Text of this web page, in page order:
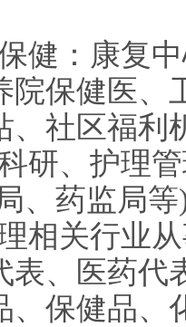
：康复中
院保健医、
、社区福利
、护理管
、药监局等
关行业从
表、医药代
、保健品、